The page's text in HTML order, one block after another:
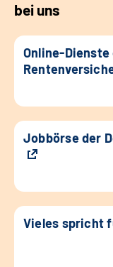
bei uns
Online-
Jobbörse der
Vieles spricht